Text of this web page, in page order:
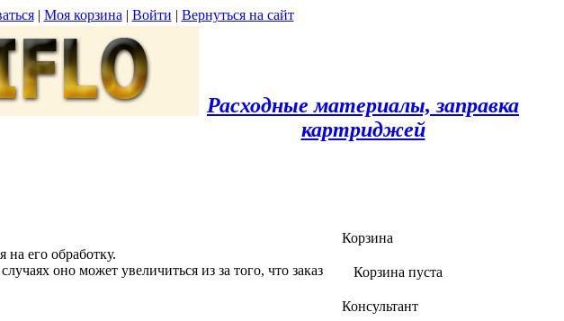
| Моя корзина | Войти | Вернуться на сайт
Расходные материалы, заправка
картриджей
его обработку.
оно может увеличиться из за того, что заказ
Корзина
Корзина пуста
Консультант